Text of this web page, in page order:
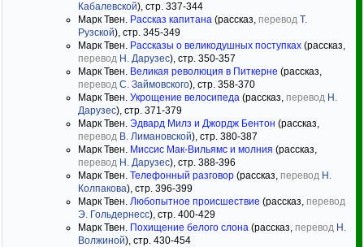
Кабалевской), стр. 337-344
Марк Твен. Рассказ капитана (рассказ, перевод Т.
Рузской), стр. 345-349
Марк Твен. Рассказы о великодушных поступках (рассказ,
перевод Н. Дарузес), стр. 350-357
Марк Твен. Великая революция в Питкерне (рассказ,
перевод С. Займовского), стр. 358-370
Марк Твен. Укрощение велосипеда (рассказ, перевод Н.
Дарузес), стр. 371-379
Марк Твен. Эдвард Милз и Джордж Бентон (рассказ,
перевод В. Лимановской), стр. 380-387
Марк Твен. Миссис Мак-Вильямс и молния (рассказ,
перевод Н. Дарузес), стр. 388-396
Марк Твен. Телефонный разговор (рассказ, перевод Н.
Колпакова), стр. 396-399
Марк Твен. Любопытное происшествие (рассказ, перевод
Э. Гольдернесс), стр. 400-429
Марк Твен. Похищение белого слона (рассказ, перевод Н.
Волжиной), стр. 430-454